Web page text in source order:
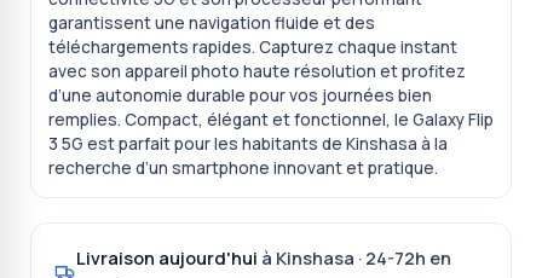
garantissent une navigation fluide et des
téléchargements rapides. Capturez chaque instant
avec son appareil photo haute résolution et profitez
d’une autonomie durable pour vos journées bien
remplies. Compact, élégant et fonctionnel, le Galaxy Flip
3 5G est parfait pour les habitants de Kinshasa à la
recherche d’un smartphone innovant et pratique.
Livraison aujourd'hui à Kinshasa · 24-72h en